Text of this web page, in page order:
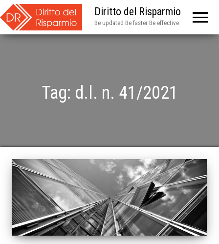
Diritto del Risparmio
Be updated Be faster Be effective
Tag: d.l. n. 41/2021